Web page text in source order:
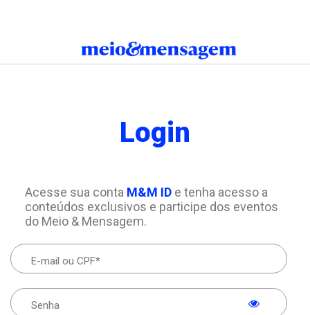
Login
Acesse sua conta M&M IDe tenha acesso a
conteúdos exclusivos e participe dos eventos
do Meio & Mensagem.